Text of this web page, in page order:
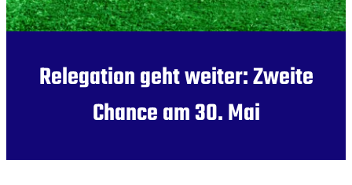
Relegation geht weiter: Zweite
Chance am 30. Mai